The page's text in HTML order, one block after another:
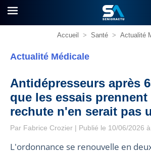
Accueil > Santé > Actualité
Actualité Médicale
Antidépresseurs après
que les essais
rechute n'en serait pas
Par Fabrice Crozier | Publié le 10/06/2026
L'ordonnance se renouvelle en